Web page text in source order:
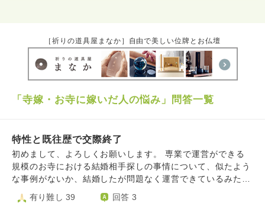
［祈りの道具屋まなか］自由で美しい位牌とお仏壇
「寺嫁・お寺に嫁いだ人の悩み」問答一覧
特性と既往歴で交際終了
初めまして、よろしくお願いします。 専業で運営ができる
規模のお寺における結婚相手探しの事情について、似たよう
な事例がないか、結婚したが問題なく運営できているみたい
な事例お聞きしたいです。 結婚相談所で出会った、次期住
職さんと、真剣交際に進む手前くらいまで関係を進めていま
有り難し 39 回答 3